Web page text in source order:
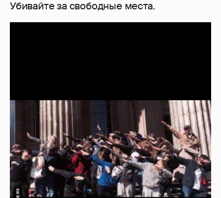
Убивайте за свободные места.